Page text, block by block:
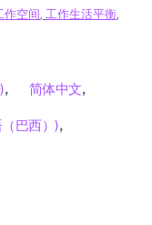
作空间,工作生活平衡,
) 简体中文
巴西）)